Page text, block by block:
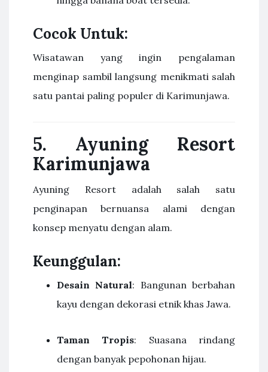
Cocok Untuk:
Wisatawan yang ingin pengalaman
menginap sambil langsung menikmati salah
satu pantai paling populer di Karimunjawa.
5. Ayuning Resort
Karimunjawa
Ayuning Resort adalah salah satu
penginapan bernuansa alami dengan
konsep menyatu dengan alam.
Keunggulan:
Desain Natural: Bangunan berbahan
kayu dengan dekorasi etnik khas Jawa.
Taman Tropis: Suasana rindang
dengan banyak pepohonan hijau.